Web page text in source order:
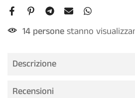
14 personestanno
Descrizione
Recensioni